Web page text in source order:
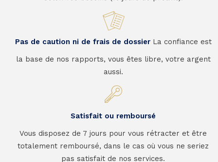
Pas de caution ni de frais de dossier La confiance est
la base de nos rapports, vous êtes libre, votre argent
aussi.
Satisfait ou remboursé
Vous disposez de 7 jours pour vous rétracter et être
totalement remboursé, dans le cas où vous ne seriez
pas satisfait de nos services.